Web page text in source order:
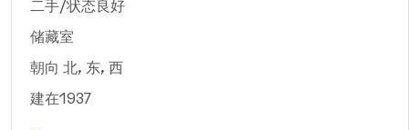
二手/状态良好
储藏室
朝向 北, 东, 西
建在1937